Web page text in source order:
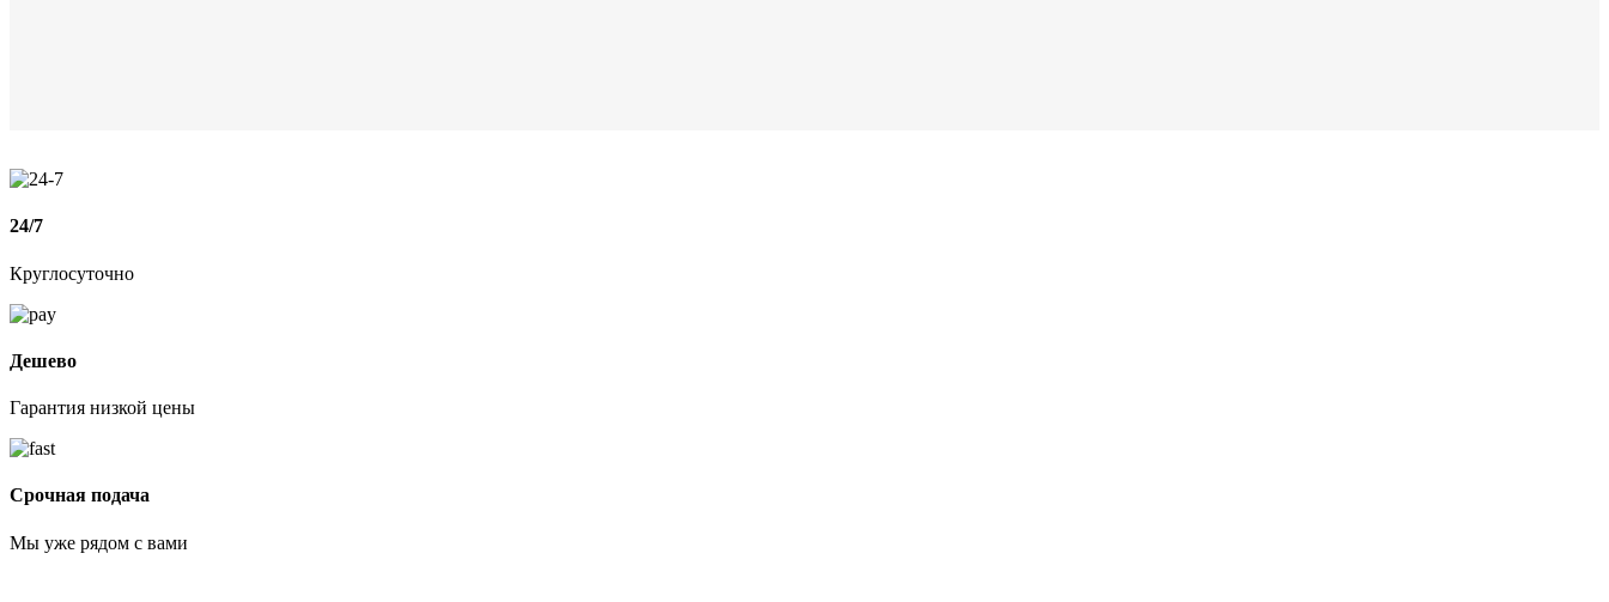
24/7
Круглосуточно
Дешево
Гарантия низкой цены
Срочная подача
Мы уже рядом с вами